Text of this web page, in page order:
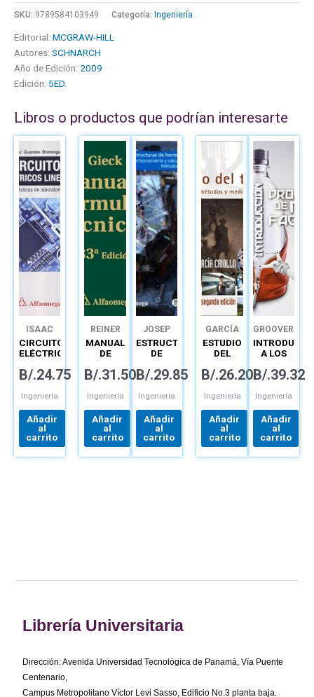
SKU: 9789584103949 Categoría: Ingeniería
Editorial: MCGRAW-HILL
Autores: SCHNARCH
Año de Edición: 2009
Edición: 5ED.
Libros o productos que podrían interesarte
ISAAC
GUZMÁN
DOMÍNGUEZ
CIRCUITOS
ELÉCTRICOS
PRÁCTICAS
LABORATORIO
B/.24.75
Ingeniería
Añadir
al
carrito
REINER
GIECK
MANUAL
DE
TÉCNICAS
B/.31.50
Ingeniería
Añadir
al
carrito
JOSEP
GÓMEZPEPA
GÓMEZ
ESTRUCTURAS
DE
ARMADO
Y
DE
SECCIONES
MÉTODOS
SEGÚN
EHE-08
B/.29.85
Ingeniería
Añadir
al
carrito
GARCÍA
ESTUDIO
DEL
INGENIERÍA
MÉTODOS
MEDICIÓN
DEL
TRABAJO
B/.26.20
Ingeniería
Añadir
al
carrito
GROOVER
A LOS
DE
B/.39.32
Ingeniería
Añadir
al
carrito
Librería Universitaria
Dirección: Avenida Universidad Tecnológica de Panamá, Vía Puente
Centenario,
Campus Metropolitano Víctor Levi Sasso, Edificio No.3 planta baja.